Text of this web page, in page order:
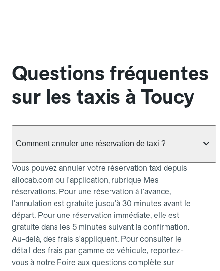
Questions fréquentes
sur les taxis à Toucy
Comment annuler une réservation de taxi ?
Vous pouvez annuler votre réservation taxi depuis
allocab.com ou l'application, rubrique Mes
réservations. Pour une réservation à l'avance,
l'annulation est gratuite jusqu'à 30 minutes avant le
départ. Pour une réservation immédiate, elle est
gratuite dans les 5 minutes suivant la confirmation.
Au-delà, des frais s'appliquent. Pour consulter le
détail des frais par gamme de véhicule, reportez-
vous à notre Foire aux questions complète sur